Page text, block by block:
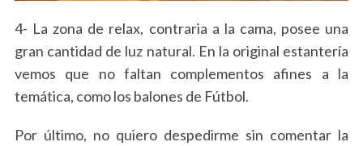
4- La zona de relax, contraria a la cama, posee una
gran cantidad de luz natural. En la original estantería
vemos que no faltan complementos afines a la
temática, como los balones de Fútbol.
Por último, no quiero despedirme sin comentar la